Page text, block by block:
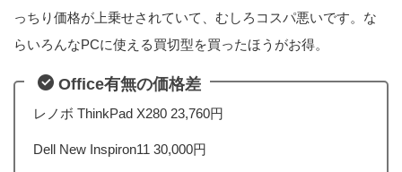
っちり価格が上乗せされていて、むしろコスパ悪いです。な
らいろんなPCに使える買切型を買ったほうがお得。
Office有無の価格差
レノボ ThinkPad X280 23,760円
Dell New Inspiron11 30,000円